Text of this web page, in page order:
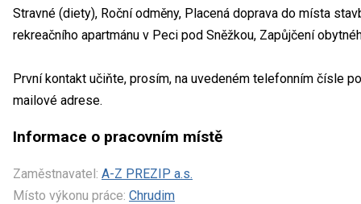
Stravné (diety), Roční odměny, Placená doprava do místa
rekreačního apartmánu v Peci pod Sněžkou, Zapůjčení
První kontakt učiňte, prosím, na uvedeném telefonním čísle
mailové adrese.
Informace o pracovním místě
Zaměstnavatel: A-Z PREZIP a.s.
Místo výkonu práce: Chrudim